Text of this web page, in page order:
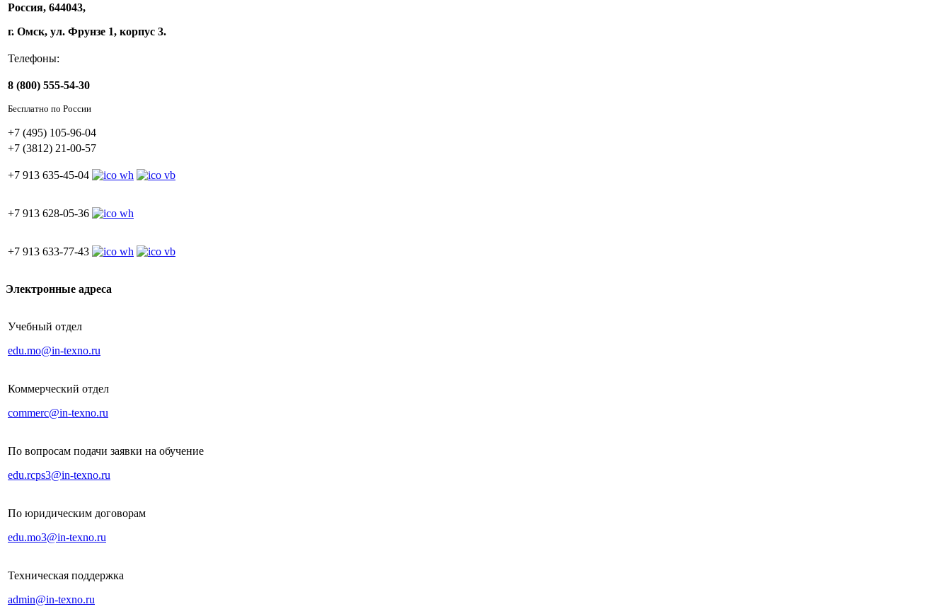
Россия, 644043,
г. Омск, ул. Фрунзе 1, корпус 3.
Телефоны:
8 (800) 555-54-30
Бесплатно по России
+7 (495) 105-96-04
+7 (3812) 21-00-57
+7 913 635-45-04
+7 913 628-05-36
+7 913 633-77-43
Электронные адреса
Учебный отдел
edu.mo@in-texno.ru
Коммерческий отдел
commerc@in-texno.ru
По вопросам подачи заявки на обучение
edu.rcps3@in-texno.ru
По юридическим договорам
edu.mo3@in-texno.ru
Техническая поддержка
admin@in-texno.ru